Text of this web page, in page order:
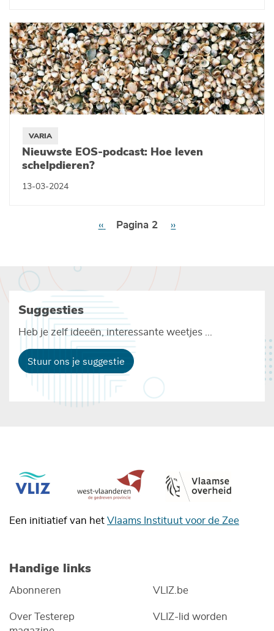
VARIA
Nieuwste EOS-podcast: Hoe leven
schelpdieren?
13-03-2024
Vorige
‹‹ Pagina 2
Volgende
››
Suggesties
Heb je zelf ideeën, interessante weetjes ...
Stuur ons je suggestie
Een initiatief van het Vlaams Instituut voor de Zee
Handige links
Abonneren
Over Testerep
VLIZ.be
VLIZ-lid worden